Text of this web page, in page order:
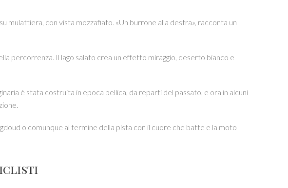
mulattiera, con vista mozzafiato. «Un burrone alla destra», racconta un
percorrenza. Il lago salato crea un effetto miraggio, deserto bianco e
è stata costruita in epoca bellica, da reparti del passato, e ora in alcuni
o comunque al termine della pista con il cuore che batte e la moto